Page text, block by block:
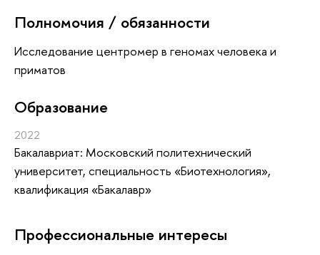
Полномочия / обязанности
Исследование центромер в геномах человека и
приматов
Oбразование
2022
Бакалавриат: Московский политехнический
университет, специальность «Биотехнология»,
квалификация «Бакалавр»
Профессиональные интересы